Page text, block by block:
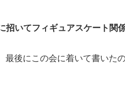
招いてフィギュアスケート関
最後にこの会に着いて書いた